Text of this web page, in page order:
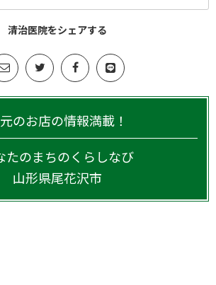
清治医院をシェアする
のお店の情報満載！
たのまちのくらしなび
山形県尾花沢市